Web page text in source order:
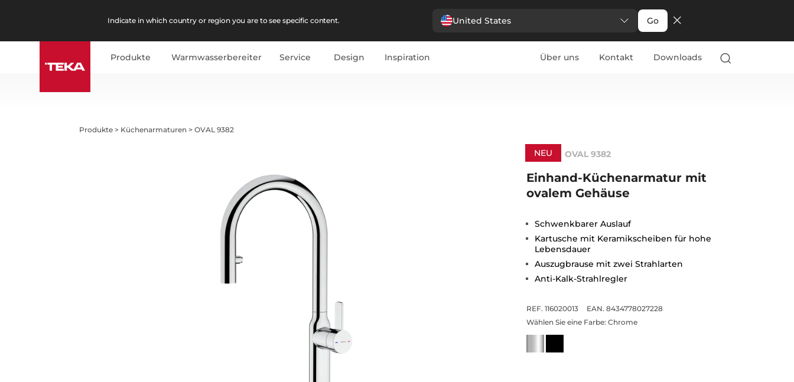
Indicate in which country or region you are to see specific content. United States Go
Produkte Warmwasserbereiter Service Design Inspiration Über uns Kontakt Downloads
Produkte > Küchenarmaturen >OVAL 9382
NEU OVAL 9382
Einhand-Küchenarmatur mit
ovalem Gehäuse
Schwenkbarer Auslauf
Kartusche mit Keramikscheiben für hohe
Lebensdauer
Auszugbrause mit zwei Strahlarten
Anti-Kalk-Strahlregler
REF. 116020013
EAN. 8434778027228
Wählen Sie eine Farbe: Chrome